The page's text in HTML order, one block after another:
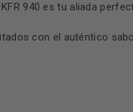
940 es tu aliada
con el auténtico